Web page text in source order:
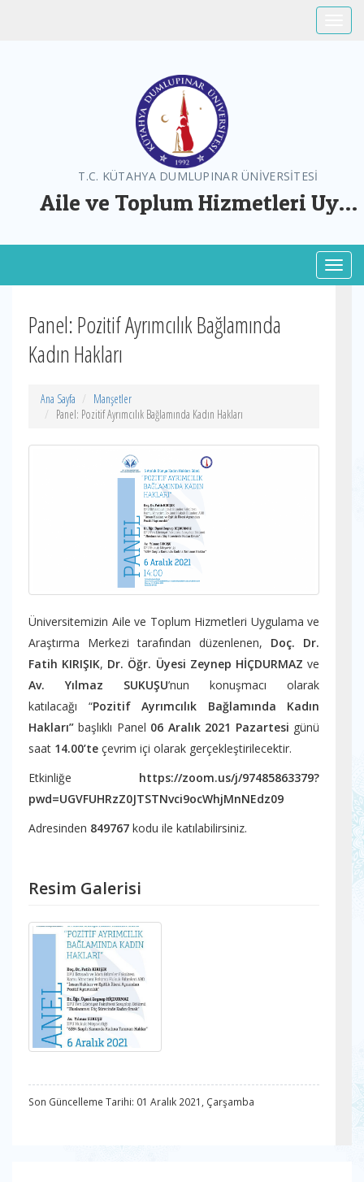
T.C. KÜTAHYA DUMLUPINAR ÜNİVERSİTESİ
Aile ve Toplum Hizmetleri Uyg.
Panel: Pozitif Ayrımcılık Bağlamında
Kadın Hakları
Ana Sayfa
Manşetler
Panel: Pozitif Ayrımcılık Bağlamında Kadın Hakları
Üniversitemizin Aile ve Toplum Hizmetleri Uygulama ve
Araştırma Merkezi tarafından düzenlenen, Doç. Dr.
Fatih KIRIŞIK, Dr. Öğr. Üyesi Zeynep HİÇDURMAZ ve
Av. Yılmaz SUKUŞU’nun konuşmacı olarak
katılacağı “Pozitif Ayrımcılık Bağlamında Kadın
Hakları” başlıklı Panel 06 Aralık 2021 Pazartesi günü
saat 14.00’te çevrim içi olarak gerçekleştirilecektir.
Etkinliğe https://zoom.us/j/97485863379?
pwd=UGVFUHRzZ0JTSTNvci9ocWhjMnNEdz09
Adresinden 849767 kodu ile katılabilirsiniz.
Resim Galerisi
Son Güncelleme Tarihi: 01 Aralık 2021, Çarşamba